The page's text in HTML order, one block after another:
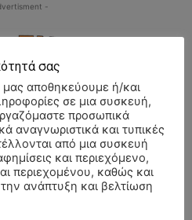
-
σας
μας αποθηκεύουμε ή/και
σε μια συσκευή,
προσωπικά
αναγνωριστικά και τυπικές
από μια συσκευή
και περιεχόμενο,
περιεχομένου, καθώς και
ανάπτυξη και βελτίωση